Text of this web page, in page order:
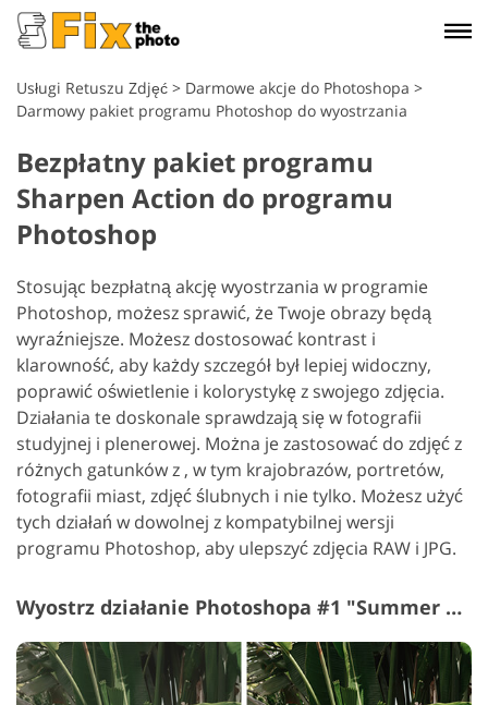
Usługi Retuszu Zdjęć > Darmowe akcje do Photoshopa >
Darmowy pakiet programu Photoshop do wyostrzania
Bezpłatny pakiet programu
Sharpen Action do programu
Photoshop
Stosując bezpłatną akcję wyostrzania w programie
Photoshop, możesz sprawić, że Twoje obrazy będą
wyraźniejsze. Możesz dostosować kontrast i
klarowność, aby każdy szczegół był lepiej widoczny,
poprawić oświetlenie i kolorystykę z swojego zdjęcia.
Działania te doskonale sprawdzają się w fotografii
studyjnej i plenerowej. Można je zastosować do zdjęć z
różnych gatunków z , w tym krajobrazów, portretów,
fotografii miast, zdjęć ślubnych i nie tylko. Możesz użyć
tych działań w dowolnej z kompatybilnej wersji
programu Photoshop, aby ulepszyć zdjęcia RAW i JPG.
Wyostrz działanie Photoshopa #1 "Summer Vibe"